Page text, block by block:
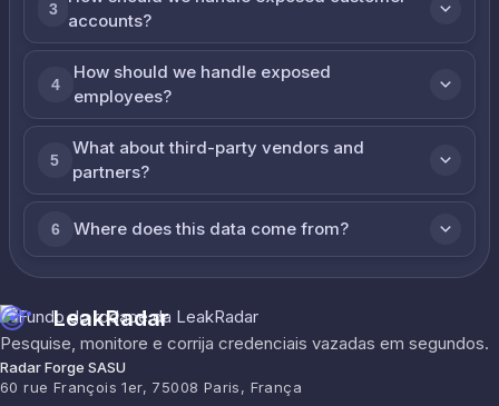
3
accounts?
4
How should we handle exposed
employees?
5
What about third-party vendors and
partners?
6 Where does this data come from?
LeakRadar
Pesquise, monitore e corrija credenciais vazadas em segundos.
Radar Forge SASU
60 rue François 1er, 75008 Paris, França